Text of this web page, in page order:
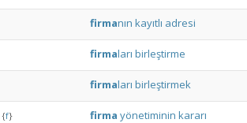
firmanın kayıtlı adresi
firmaları birleştirme
firmaları birleştirmek
{f} firma yönetiminin kararı